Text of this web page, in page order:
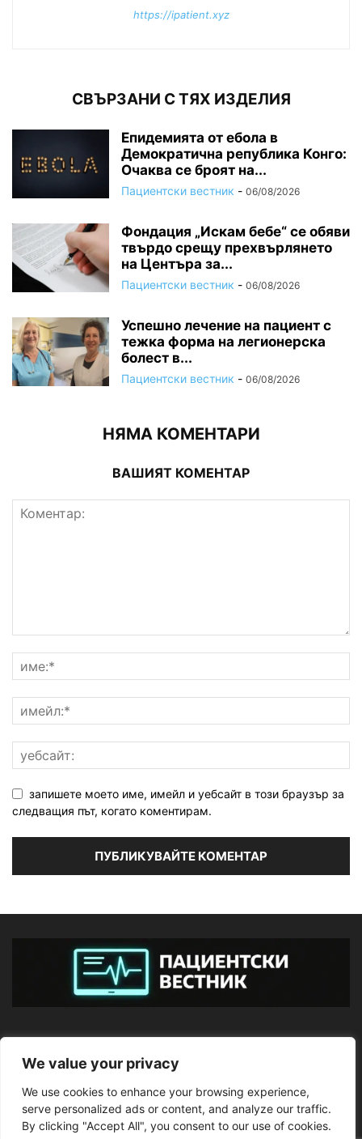
We value your privacy
We use cookies to enhance your browsing experience,
serve personalized ads or content, and analyze our traffic.
By clicking "Accept All", you consent to our use of cookies.
https://ipatient.xyz
СВЪРЗАНИ С ТЯХ ИЗДЕЛИЯ
Епидемията от ебола в
Демократична република Конго:
Очаква се броят на...
Пациентски вестник - 06/08/2026
Фондация „Искам бебе“ се обяви
твърдо срещу прехвърлянето
на Центъра за...
Пациентски вестник - 06/08/2026
Успешно лечение на пациент с
тежка форма на легионерска
болест в...
Пациентски вестник - 06/08/2026
НЯМА КОМЕНТАРИ
ВАШИЯТ КОМЕНТАР
запишете моето име, имейл и уебсайт в този браузър за
следващия път, когато коментирам.
ПОСЛЕДВАЙТЕ НИ